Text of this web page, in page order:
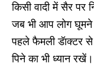
किसी वादी में सैर पर
जब भी आप लोग घूमने
पहले फैमली डॅाक्टर
पिने का भी ध्यान रखें।